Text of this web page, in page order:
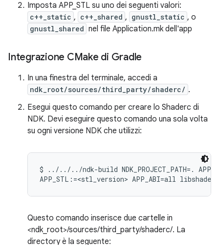
Imposta APP_STL su uno dei seguenti valori:
c++_static , c++_shared , gnustl_static , o
gnustl_shared nel file Application.mk dell'app
Integrazione CMake di Gradle
In una finestra del terminale, accedi a
ndk_root/sources/third_party/shaderc/ .
Esegui questo comando per creare lo Shaderc di
NDK. Devi eseguire questo comando una sola volta
su ogni versione NDK che utilizzi:
$ ../../../ndk-build NDK_PROJECT_PATH=.
Questo comando inserisce due cartelle in
<ndk_root>/sources/third_party/shaderc/. La
directory è la seguente: